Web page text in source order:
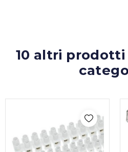
10 altri prodotti